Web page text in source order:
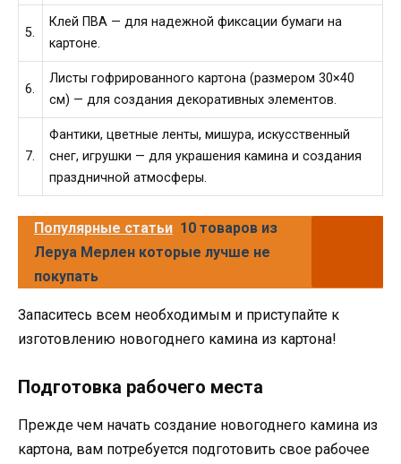
5.
Клей ПВА — для надежной фиксации бумаги на
картоне.
6.
Листы гофрированного картона (размером 30×40
см) — для создания декоративных элементов.
7.
Фантики, цветные ленты, мишура, искусственный
снег, игрушки — для украшения камина и создания
праздничной атмосферы.
Популярные статьи 10 товаров из
Леруа Мерлен которые лучше не
покупать
Запаситесь всем необходимым и приступайте к
изготовлению новогоднего камина из картона!
Подготовка рабочего места
Прежде чем начать создание новогоднего камина из
картона, вам потребуется подготовить свое рабочее